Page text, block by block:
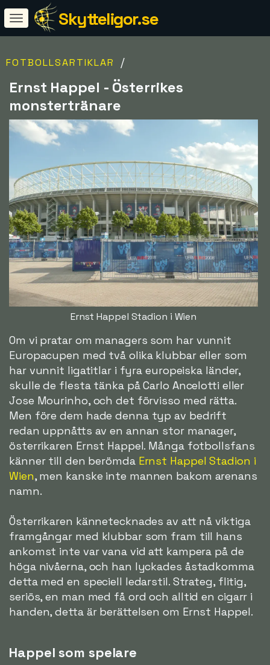
Skytteligor.se
FOTBOLLSARTIKLAR /
Ernst Happel - Österrikes
monstertränare
Ernst Happel Stadion i Wien
Om vi pratar om managers som har vunnit
Europacupen med två olika klubbar eller som
har vunnit ligatitlar i fyra europeiska länder,
skulle de flesta tänka på Carlo Ancelotti eller
Jose Mourinho, och det förvisso med rätta.
Men före dem hade denna typ av bedrift
redan uppnåtts av en annan stor manager,
österrikaren Ernst Happel. Många fotbollsfans
känner till den berömda Ernst Happel Stadion i
Wien, men kanske inte mannen bakom arenans
namn.
Österrikaren kännetecknades av att nå viktiga
framgångar med klubbar som fram till hans
ankomst inte var vana vid att kampera på de
höga nivåerna, och han lyckades åstadkomma
detta med en speciell ledarstil. Strateg, flitig,
seriös, en man med få ord och alltid en cigarr i
handen, detta är berättelsen om Ernst Happel.
Happel som spelare